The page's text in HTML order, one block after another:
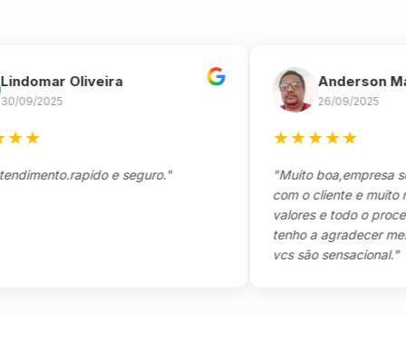
Oliveira
e seguro."
Anderson
26/09/2025
★★★
"Muito boa,empresa séria
com o cliente e muito
valores e todo o processo
tenho a agradecer
vcs são sensacional."